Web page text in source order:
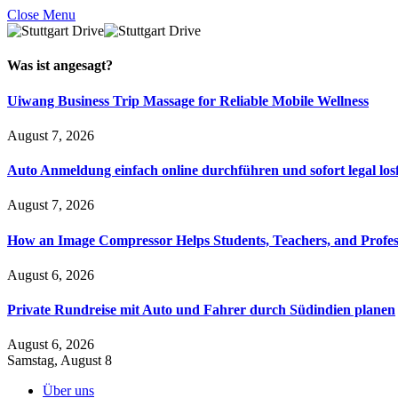
Close Menu
Was ist angesagt?
Uiwang Business Trip Massage for Reliable Mobile Wellness
August 7, 2026
Auto Anmeldung einfach online durchführen und sofort legal
August 7, 2026
How an Image Compressor Helps Students, Teachers, and
August 6, 2026
Private Rundreise mit Auto und Fahrer durch Südindien planen
August 6, 2026
Samstag, August 8
Über uns